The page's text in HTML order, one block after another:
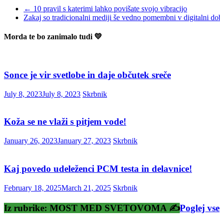
← 10 pravil s katerimi lahko povišate svojo vibracijo
Zakaj so tradicionalni mediji še vedno pomembni v digitalni
Morda te bo zanimalo tudi 💛
Sonce je vir svetlobe in daje občutek sreče
July 8, 2023July 8, 2023 Skrbnik
Koža se ne vlaži s pitjem vode!
January 26, 2023January 27, 2023 Skrbnik
Kaj povedo udeleženci PCM testa in delavnice!
February 18, 2025March 21, 2025 Skrbnik
Iz rubrike: MOST MED SVETOVOMA ✍️Poglej vse